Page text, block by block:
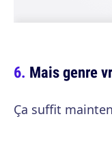
Mais genre
Ça suffit